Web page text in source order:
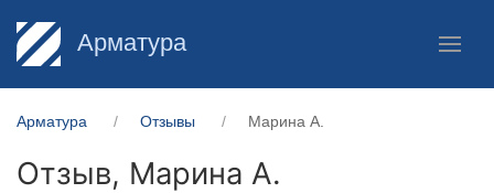
Арматура
Арматура Отзывы Марина А.
Отзыв, Марина А.